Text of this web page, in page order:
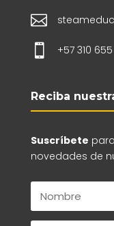

 +57 310
Reciba
Suscríbete
novedades de